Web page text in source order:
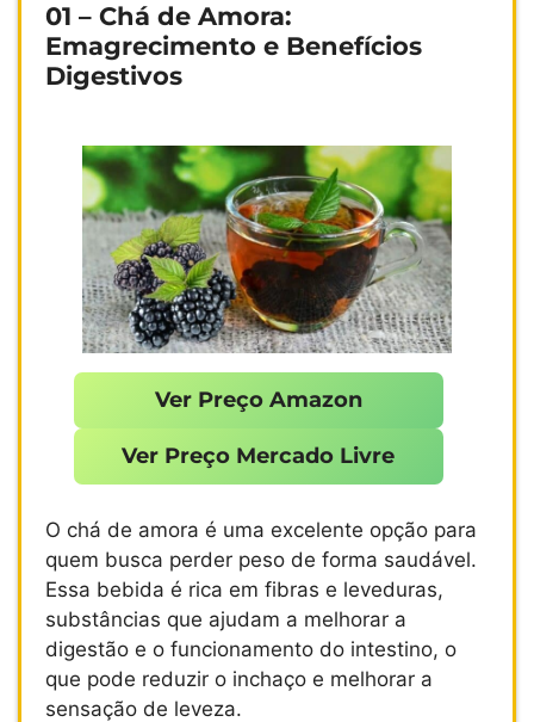
01 – Chá de Amora:
Emagrecimento e Benefícios
Digestivos
Ver Preço Amazon
Ver Preço Mercado Livre
O chá de amora é uma excelente opção para
quem busca perder peso de forma saudável.
Essa bebida é rica em fibras e leveduras,
substâncias que ajudam a melhorar a
digestão e o funcionamento do intestino, o
que pode reduzir o inchaço e melhorar a
sensação de leveza.